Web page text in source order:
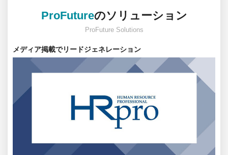
ProFutureのソリューション
ProFuture Solutions
メディア掲載でリードジェネレーション
大